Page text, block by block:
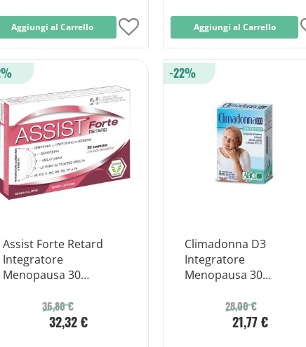
Aggiungi al Carrello
Aggiungi
Aggiungi al Carrello
Assist Forte Retard
Integratore
Menopausa 30
36,80 €
32,32 €
Climadonna D3
Integratore
Menopausa 30
28,00 €
21,77 €
-22%